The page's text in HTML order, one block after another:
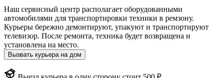
Наш сервисный центр располагает оборудованными
автомобилями для транспортировки техники в ремзону.
Курьеры бережно демонтируют, упакуют и транспортируют
телевизор. После ремонта, техника будет возвращена и
установлена на место.
Вызвать курьера на дом